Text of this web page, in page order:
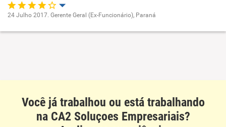
Recomenda esta empresa
Benefícios
24 Julho 2017. Gerente Geral (Ex-Funcionário), Paraná
Você já trabalhou ou está trabalhando
na CA2 Soluçoes Empresariais?